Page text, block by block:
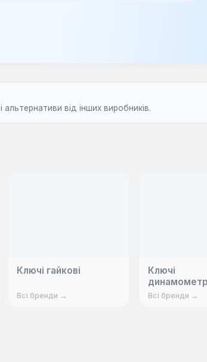
розроблених для роботи з
робіт.
від інших виробників.
Ключі гайкові
Всі бренди →
Ключі
Всі бренди →